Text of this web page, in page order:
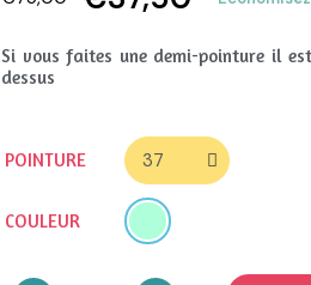
Si vous faites une demi-pointure il
dessus
POINTURE
COULEUR